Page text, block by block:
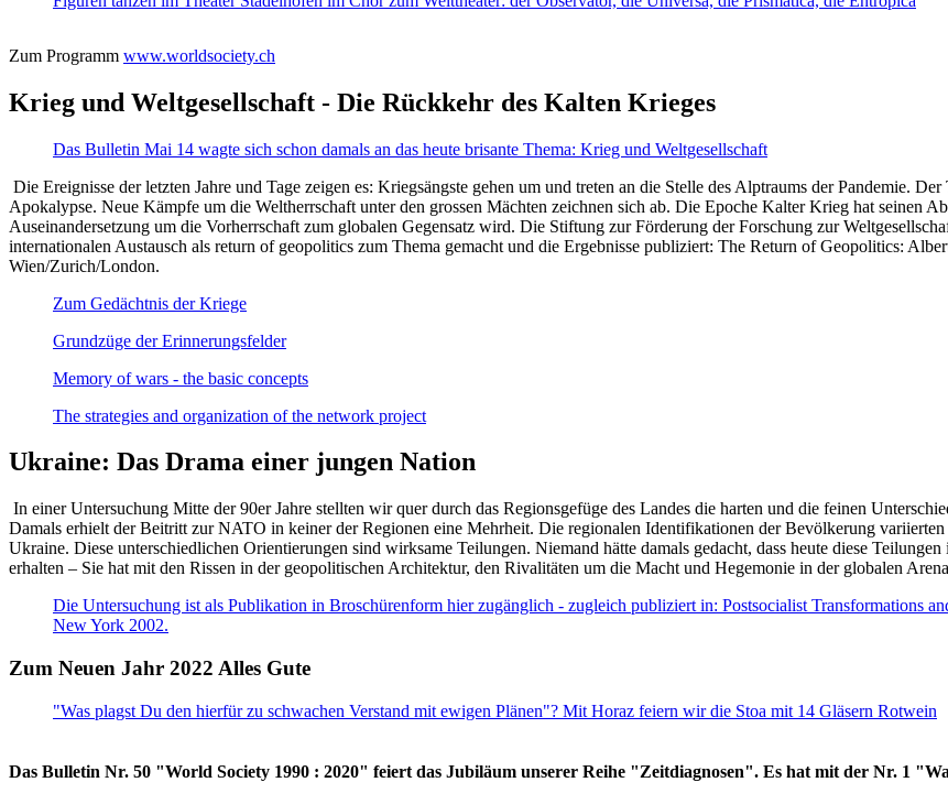
Zum Programm www.worldsociety.ch
Krieg und Weltgesellschaft - Die Rückkehr des Kalten Krieges
Das Bulletin Mai 14 wagte sich schon damals an das heute brisante Thema: Krieg und Weltgesellschaft
Die Ereignisse der letzten Jahre und Tage zeigen es: Kriegsängste gehen um und treten an die Stelle des Alptraums der Pandemie.
Apokalypse. Neue Kämpfe um die Weltherrschaft unter den grossen Mächten zeichnen sich ab. Die Epoche Kalter Krieg hat seinen
Auseinandersetzung um die Vorherrschaft zum globalen Gegensatz wird. Die Stiftung zur Förderung der Forschung zur
internationalen Austausch als return of geopolitics zum Thema gemacht und die Ergebnisse publiziert: The Return of Geopolitics:
Wien/Zurich/London.
Zum Gedächtnis der Kriege
Grundzüge der Erinnerungsfelder
Memory of wars - the basic concepts
The strategies and organization of the network project
Ukraine: Das Drama einer jungen Nation
In einer Untersuchung Mitte der 90er Jahre stellten wir quer durch das Regionsgefüge des Landes die harten und die feinen
Damals erhielt der Beitritt zur NATO in keiner der Regionen eine Mehrheit. Die regionalen Identifikationen der Bevölkerung
Ukraine. Diese unterschiedlichen Orientierungen sind wirksame Teilungen. Niemand hätte damals gedacht, dass heute diese
erhalten – Sie hat mit den Rissen in der geopolitischen Architektur, den Rivalitäten um die Macht und Hegemonie in der globalen
Die Untersuchung ist als Publikation in Broschürenform hier zugänglich - zugleich publiziert in: Postsocialist Transformations
New York 2002.
Zum Neuen Jahr 2022 Alles Gute
"Was plagst Du den hierfür zu schwachen Verstand mit ewigen Plänen"? Mit Horaz feiern wir die Stoa mit 14 Gläsern Rotwein
Das Bulletin Nr. 50 "World Society 1990 : 2020" feiert das Jubiläum unserer Reihe "Zeitdiagnosen". Es hat mit der Nr. 1